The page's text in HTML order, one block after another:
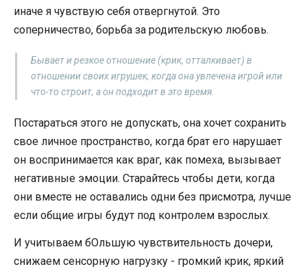
иначе я чувствую себя отвергнутой. Это
соперничество, борьба за родительскую любовь.
Бывает и резкое отношение (крик, отталкивает) в
отношении своих игрушек, когда она увлечена игрой или
что-то строит, а он подходит в это время.
Постараться этого не допускать, она хочет сохранить
свое личное пространство, когда брат его нарушает
он воспринимается как враг, как помеха, вызывает
негативные эмоции. Старайтесь чтобы дети, когда
они вместе не оставались одни без присмотра, лучше
если общие игры будут под контролем взрослых.
И учитываем бОльшую чувствительность дочери,
снижаем сенсорную нагрузку - громкий крик, яркий